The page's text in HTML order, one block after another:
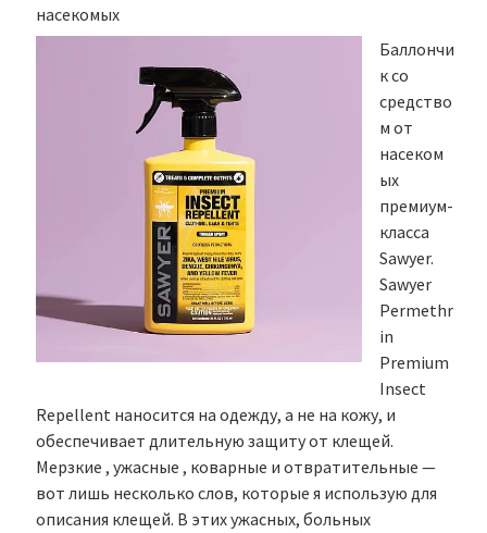
насекомых
Баллончи
к со
средство
м от
насеком
ых
премиум-
класса
Sawyer.
Sawyer
Permethr
in
Premium
Insect
Repellent наносится на одежду, а не на кожу, и
обеспечивает длительную защиту от клещей.
Мерзкие , ужасные , коварные и отвратительные —
вот лишь несколько слов, которые я использую для
описания клещей. В этих ужасных, больных